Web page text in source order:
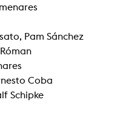
Pam Sánchez
Coba
Schipke